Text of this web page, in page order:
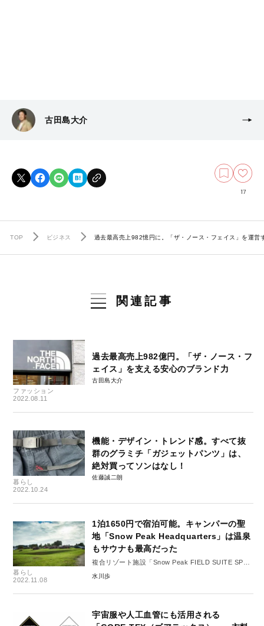
古田島大介
17
TOP ビジネス 過去最高売上982憶円に。「ザ・ノース・フェイス」を運
関連記事
ファッション
2022.08.11
過去最高売上982億円。「ザ・ノース・フ
ェイス」を支える安心のブランド力
古田島大介
暮らし
2022.10.24
機能・デザイン・トレンド感。すべて抜
群のグラミチ「ガジェットパンツ」は、
絶対買ってソンはなし！
佐藤誠二朗
暮らし
2022.11.08
1泊1650円で宿泊可能。キャンパーの聖
地「Snow Peak Headquarters」は温泉
もサウナも最高だった
複合リゾート施設「Snow Peak FIELD SUITE SPA
HEADQUARTERS」を堪能しよう
水川歩
宇宙服や人工血管にも活用される